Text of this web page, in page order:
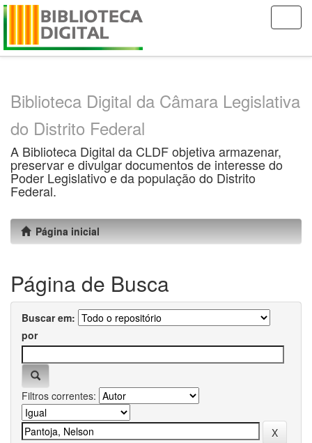
Skip
Biblioteca Digital da Câmara Legislativa
do Distrito Federal
A Biblioteca Digital da CLDF objetiva armazenar,
preservar e divulgar documentos de interesse do
Poder Legislativo e da população do Distrito
Federal.
Página inicial
Página de Busca
Buscar em:
por
Filtros correntes: